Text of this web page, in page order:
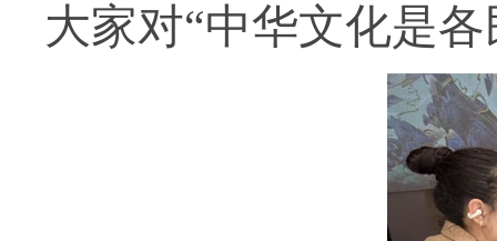
大家对“中华文化是